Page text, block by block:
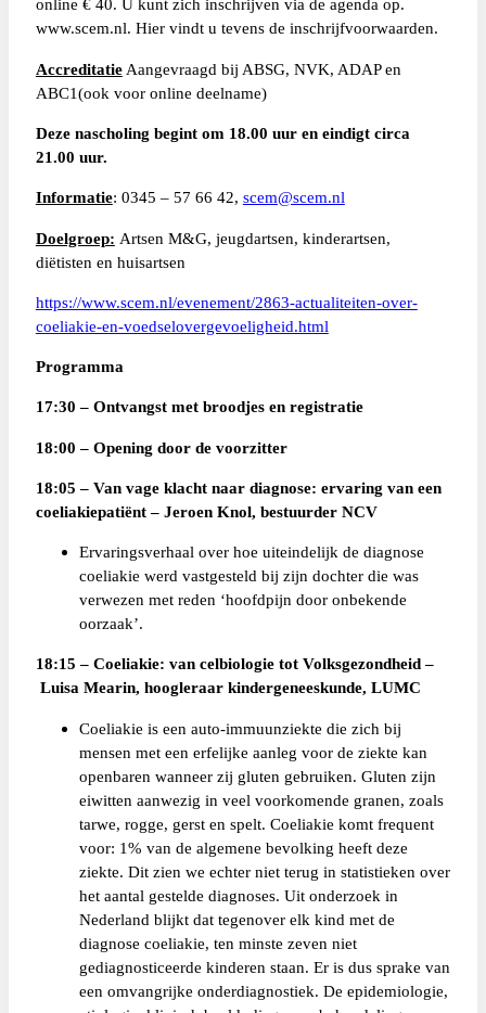
online € 40. U kunt zich inschrijven via de agenda op.
www.scem.nl. Hier vindt u tevens de inschrijfvoorwaarden.
AccreditatieAangevraagd bij ABSG, NVK, ADAP en
ABC1(ook voor online deelname)
Deze nascholing begint om 18.00 uur en eindigt circa
21.00 uur.
Informatie: 0345 – 57 66 42, scem@scem.nl
Doelgroep: Artsen M&G, jeugdartsen, kinderartsen,
diëtisten en huisartsen
https://www.scem.nl/evenement/2863-actualiteiten-over-
coeliakie-en-voedselovergevoeligheid.html
Programma
17:30 – Ontvangst met broodjes en registratie
18:00 – Opening door de voorzitter
18:05 – Van vage klacht naar diagnose: ervaring van een
coeliakiepatiënt – Jeroen Knol, bestuurder NCV
Ervaringsverhaal over hoe uiteindelijk de diagnose
coeliakie werd vastgesteld bij zijn dochter die was
verwezen met reden ‘hoofdpijn door onbekende
oorzaak’.
18:15 – Coeliakie: van celbiologie tot Volksgezondheid –
Luisa Mearin, hoogleraar kindergeneeskunde, LUMC
Coeliakie is een auto-immuunziekte die zich bij
mensen met een erfelijke aanleg voor de ziekte kan
openbaren wanneer zij gluten gebruiken. Gluten zijn
eiwitten aanwezig in veel voorkomende granen, zoals
tarwe, rogge, gerst en spelt. Coeliakie komt frequent
voor: 1% van de algemene bevolking heeft deze
ziekte. Dit zien we echter niet terug in statistieken over
het aantal gestelde diagnoses. Uit onderzoek in
Nederland blijkt dat tegenover elk kind met de
diagnose coeliakie, ten minste zeven niet
gediagnosticeerde kinderen staan. Er is dus sprake van
een omvangrijke onderdiagnostiek. De epidemiologie,